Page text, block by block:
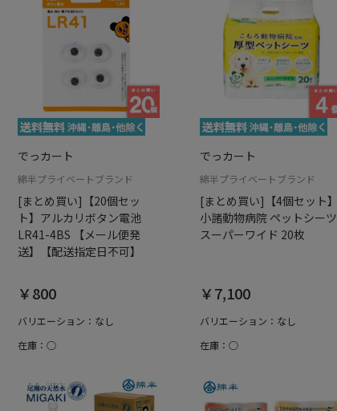
でっカート
綿半プライベートブランド
[まとめ買い]【20個セッ
ト】アルカリボタン電池
LR41-4BS 【メール便発
送】【配送指定日不可】
￥800
バリエーション：なし
在庫：○
でっカート
綿半プライベートブランド
[まとめ買い]【4個セット】
小諸動物病院 ペットシーツ
スーパーワイド 20枚
￥7,100
バリエーション：なし
在庫：○